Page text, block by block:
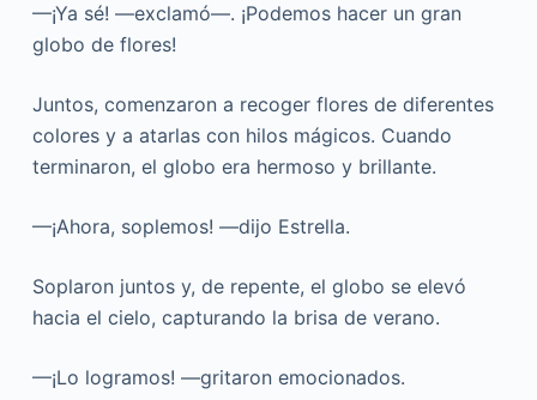
—¡Ya sé! —exclamó—. ¡Podemos hacer un gran
globo de flores!
Juntos, comenzaron a recoger flores de diferentes
colores y a atarlas con hilos mágicos. Cuando
terminaron, el globo era hermoso y brillante.
—¡Ahora, soplemos! —dijo Estrella.
Soplaron juntos y, de repente, el globo se elevó
hacia el cielo, capturando la brisa de verano.
—¡Lo logramos! —gritaron emocionados.